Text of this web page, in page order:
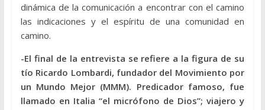
dinámica de la comunicación a encontrar con el camino
las indicaciones y el espíritu de una comunidad en
camino.
-El final de la entrevista se refiere a la figura de su
tío Ricardo Lombardi, fundador del Movimiento por
un Mundo Mejor (MMM). Predicador famoso, fue
llamado en Italia “el micrófono de Dios”; viajero y